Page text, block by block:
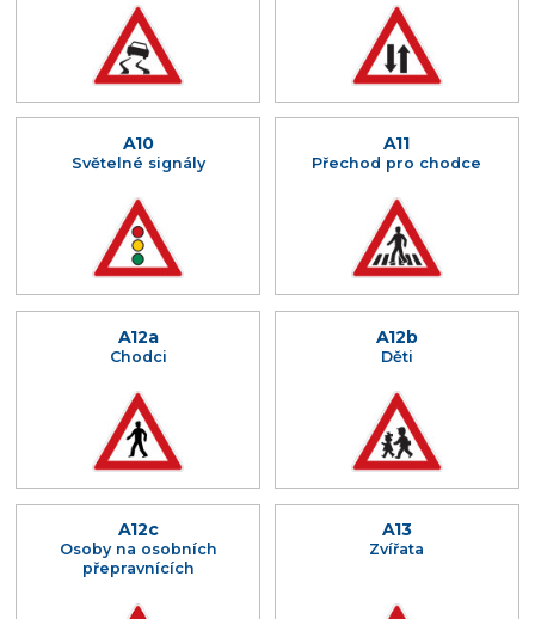
A10
Světelné signály
A11
Přechod pro chodce
A12a
Chodci
A12b
Děti
A12c
Osoby na osobních
přepravnících
A13
Zvířata